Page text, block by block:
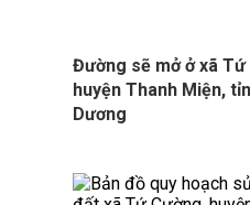
Đường sẽ mở ở xã Tứ
huyện Thanh Miện,
Dương